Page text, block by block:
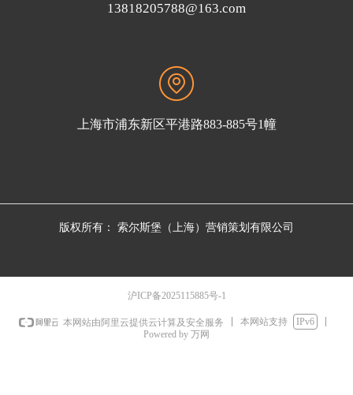
版权所有： 索尔斯堡（上海）营销策划有限公司
13818205788@163.com
上海市浦东新区平港路883-885号1幢
沪ICP备2025115885号-1
本网站由阿里云提供云计算及安全服务 本网站支持
IPv6
Powered by 万网